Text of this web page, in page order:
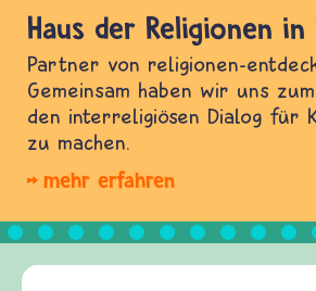
Haus der Religionen in
Partner von religionen-
Gemeinsam haben wir uns
den interreligiösen Dialog für
zu machen.
mehr erfahren